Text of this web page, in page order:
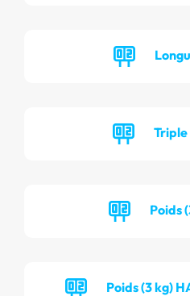
Triple
Poids
Poids (3 kg)